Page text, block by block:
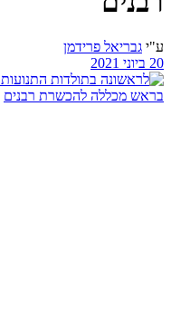
ע"י גבריאל פרידמן
20 ביוני 2021